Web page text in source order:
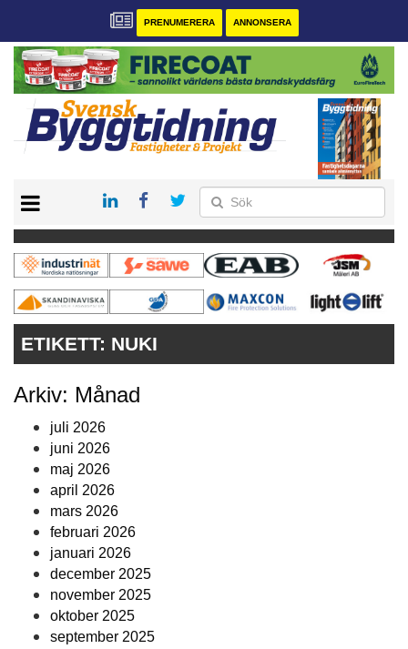
PRENUMERERA ANNONSERA
PRENUMERERA
VÅRA ANDRA MAGASIN
ANNONSERA
KONTAKT
ETIKETT: NUKI
Arkiv: Månad
juli 2026
juni 2026
maj 2026
april 2026
mars 2026
februari 2026
januari 2026
december 2025
november 2025
oktober 2025
september 2025